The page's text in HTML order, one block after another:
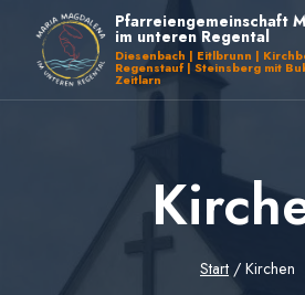
Inhalt
springen
Pfarreiengemeinschaft
im unteren Regental
Diesenbach | Eitlbrunn |
Regenstauf | Steinsberg mit
Zeitlarn
Start / Kirchen